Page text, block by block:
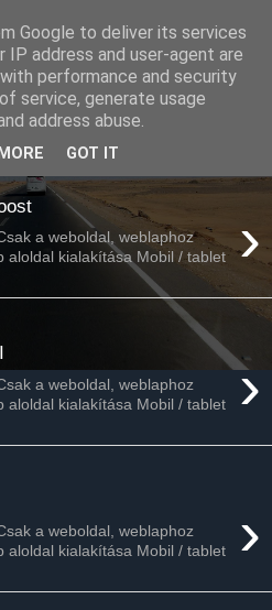
›
a weboldal, weblaphoz
aloldal kialakítása Mobil / tablet
›
a weboldal, weblaphoz
aloldal kialakítása Mobil / tablet
›
a weboldal, weblaphoz
aloldal kialakítása Mobil / tablet
Google to deliver its services
IP address and user-agent are
performance and security
service, generate usage
address abuse.
GOT IT